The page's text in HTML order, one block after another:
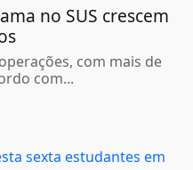
no SUS crescem
com mais de
com...